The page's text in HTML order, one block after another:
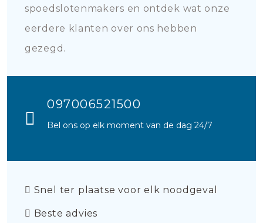
spoedslotenmakers en ontdek wat onze
eerdere klanten over ons hebben
gezegd.
097006521500
Bel ons op elk moment van de dag 24/7
Snel ter plaatse voor elk noodgeval
Beste advies